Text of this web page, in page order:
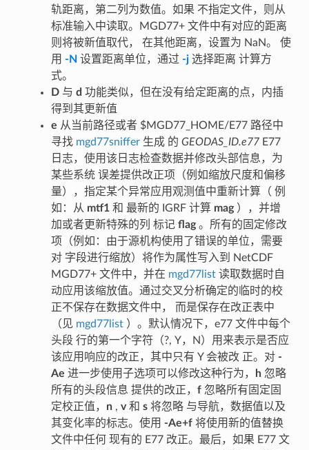
轨距离，第二列为数值。如果 不指定文件，则从
标准输入中读取。MGD77+ 文件中有对应的距离
则将被新值取代， 在其他距离，设置为 NaN。 使
用 -N 设置距离单位，通过 -j选择距离 计算方
式。
D与 d 功能类似，但在没有给定距离的点，内插
得到其更新值
e 从当前路径或者 $MGD77_HOME/E77 路径中
寻找 mgd77sniffer生成 的 GEODAS_ID.e77E77
日志，使用该日志检查数据并修改头部信息，为
某些系统 误差提供改正项（例如缩放尺度和偏移
量），指定某个异常应用观测值中重新计算（ 例
如：从 mtf1和 最新的 IGRF 计算 mag），并增
加或者更新特殊的列 标记 flag。所有的固定修改
项（例如：由于源机构使用了错误的单位，需要
对 字段进行缩放）将作为属性写入到 NetCDF
MGD77+ 文件中，并在 mgd77list读取数据时自
动应用该缩放值。通过交叉分析确定的临时的校
正不保存在数据文件中， 而是保存在改正表中
（见 mgd77list）。默认情况下，e77 文件中每个
头段 行的第一个字符（?, Y，N）用来表示是否应
该应用响应的改正，其中只有 Y 会被改 正。对 -
Ae 进一步使用子选项可以修改这种行为， h忽略
所有的头段信息 提供的改正， f忽略所有固定固
定校正值， n, v和 s将忽略 与导航，数据值以及
其变化率的标志。使用 -Ae+f将使用新的值替换
文件中任何 现有的 E77 改正。最后，如果 E77 文